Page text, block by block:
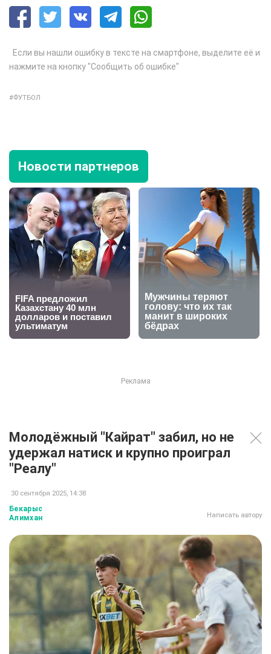
Если вы нашли ошибку в тексте на смартфоне, выделите её и
нажмите на кнопку "Сообщить об ошибке"
ФУТБОЛ
Новости партнеров
Молодёжный "Кайрат" забил, но не
удержал натиск и крупно проиграл
"Реалу"
30 сентября 2025, 14:38
Бекарыс
Алимхан
Написать автору